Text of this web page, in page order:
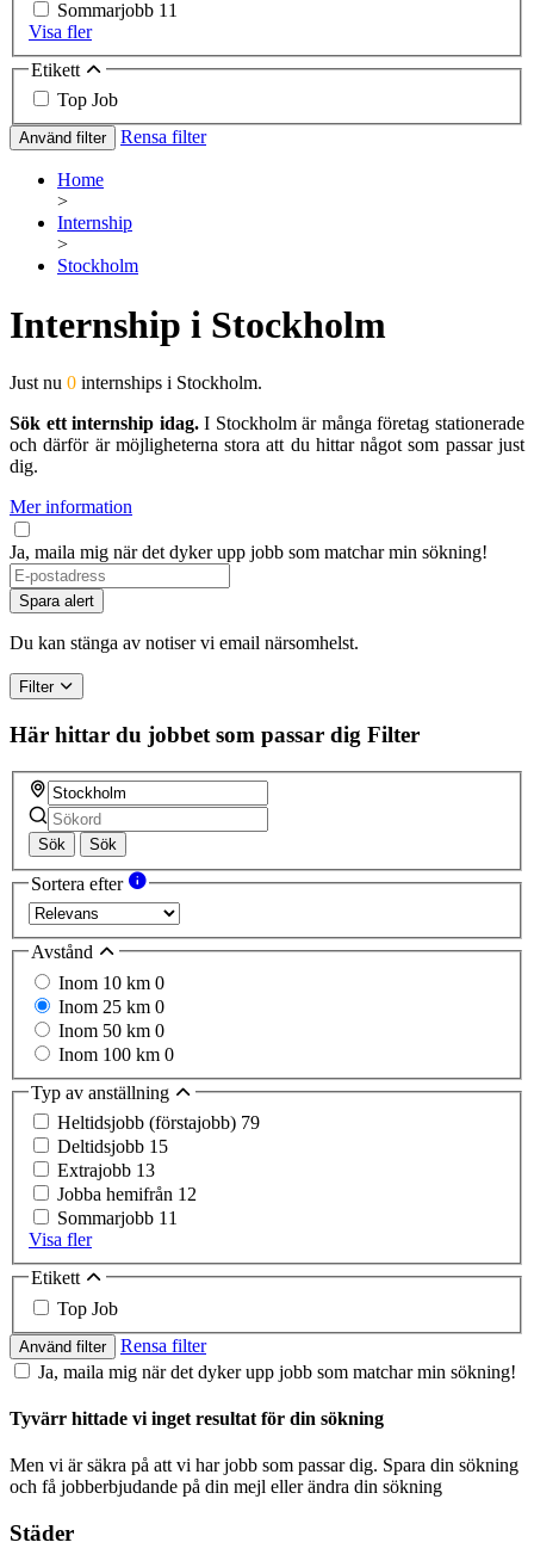
Sommarjobb 11
Visa fler
Etikett
Top Job
Använd filter Rensa filter
Home
>
Internship
>
Stockholm
Internship i Stockholm
Just nu 0 internships i Stockholm.
Sök ett internship idag.I Stockholm är många företag stationerade
och därför är möjligheterna stora att du hittar något som passar just
dig.
Mer information
Ja, maila mig när det dyker upp jobb som matchar min sökning!
Spara alert
Du kan stänga av notiser vi email närsomhelst.
Filter
Här hittar du jobbet som passar dig Filter
Sök Sök
Sortera efter
Avstånd
Inom 10 km 0
Inom 25 km 0
Inom 50 km 0
Inom 100 km 0
Typ av anställning
Heltidsjobb (förstajobb) 79
Deltidsjobb 15
Extrajobb 13
Jobba hemifrån 12
Sommarjobb 11
Visa fler
Etikett
Top Job
Använd filter
Rensa filter
Ja, maila mig när det dyker upp jobb som matchar min sökning!
Tyvärr hittade vi inget resultat för din sökning
Men vi är säkra på att vi har jobb som passar dig. Spara din sökning
och få jobberbjudande på din mejl eller ändra din sökning
Städer